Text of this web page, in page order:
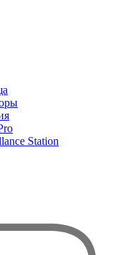
Station